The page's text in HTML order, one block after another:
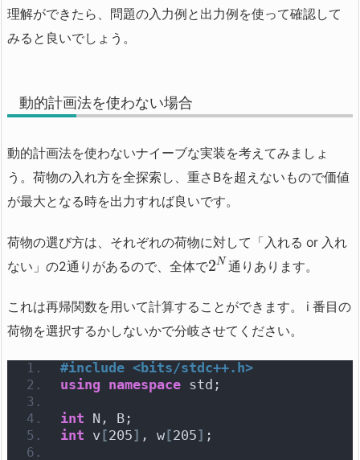
理解ができたら、問題の入力例と出力例を使って確認して
みると良いでしょう。
動的計画法を使わない場合
動的計画法を使わないナイーブな実装を考えてみましょ
う。荷物の入れ方を全探索し、重さBを超えないもので価値
が最大となる時を出力すれば良いです。
荷物の選び方は、それぞれの荷物に対して「入れる or 入れ
ない」の2通りがあるので、全体で2N 通りあります。
これは再帰関数を用いて計算することができます。 i 番目の
荷物を選択するかしないかで分岐させてください。
#include <bits/stdc++.h>
using namespace std;
int N, B;
int v [205] , w [205] ;